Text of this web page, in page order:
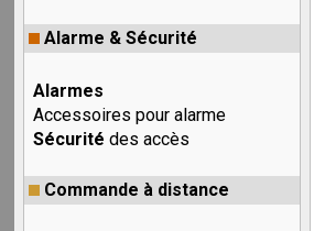
Alarme & Sécurité
Alarmes
Accessoires pour alarme
Sécurité des accès
Commande à distance